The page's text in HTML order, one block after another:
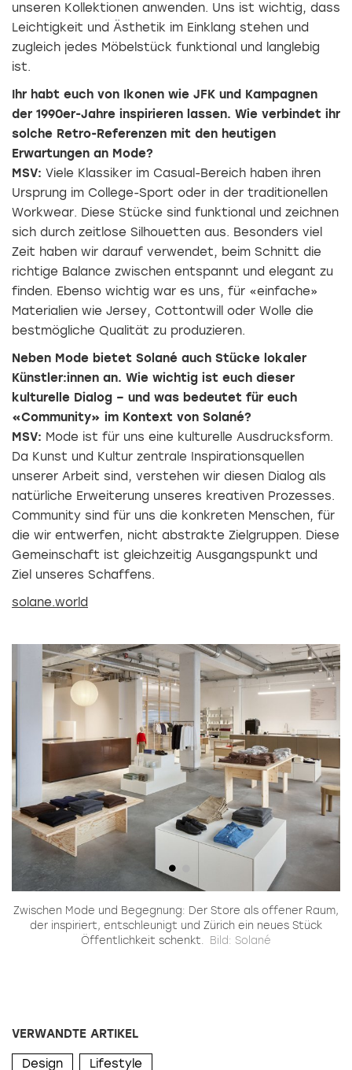
unseren Kollektionen anwenden. Uns ist wichtig, dass
Leichtigkeit und Ästhetik im Einklang stehen und
zugleich jedes Möbelstück funktional und langlebig
ist.
Ihr habt euch von Ikonen wie JFK und Kampagnen
der 1990er-Jahre inspirieren lassen. Wie verbindet ihr
solche Retro-Referenzen mit den heutigen
Erwartungen an Mode?
MSV: Viele Klassiker im Casual-Bereich haben ihren
Ursprung im College-Sport oder in der traditionellen
Workwear. Diese Stücke sind funktional und zeichnen
sich durch zeitlose Silhouetten aus. Besonders viel
Zeit haben wir darauf verwendet, beim Schnitt die
richtige Balance zwischen entspannt und elegant zu
finden. Ebenso wichtig war es uns, für «einfache»
Materialien wie Jersey, Cottontwill oder Wolle die
bestmögliche Qualität zu produzieren.
Neben Mode bietet Solané auch Stücke lokaler
Künstler:innen an. Wie wichtig ist euch dieser
kulturelle Dialog – und was bedeutet für euch
«Community» im Kontext von Solané?
MSV: Mode ist für uns eine kulturelle Ausdrucksform.
Da Kunst und Kultur zentrale Inspirationsquellen
unserer Arbeit sind, verstehen wir diesen Dialog als
natürliche Erweiterung unseres kreativen Prozesses.
Community sind für uns die konkreten Menschen, für
die wir entwerfen, nicht abstrakte Zielgruppen. Diese
Gemeinschaft ist gleichzeitig Ausgangspunkt und
Ziel unseres Schaffens.
solane.world
Zwischen Mode und Begegnung: Der Store als offener Raum,
der inspiriert, entschleunigt und Zürich ein neues Stück
Öffentlichkeit schenkt.
Bild: Solané
VERWANDTE ARTIKEL
Design Lifestyle